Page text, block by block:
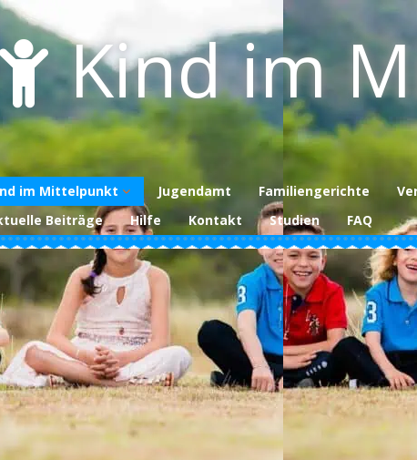
Kind im
im Mittelpunkt
uns
Sie
Jugendamt Familiengerichte
Beiträge
Hilfe Kontakt Studien FAQ